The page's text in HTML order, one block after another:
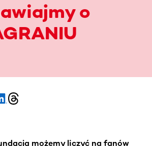
o
możemy liczyć na fanów